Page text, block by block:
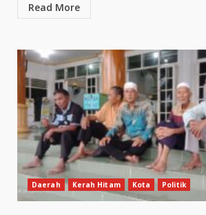
Read More
Daerah Kerah Hitam Kota Politik